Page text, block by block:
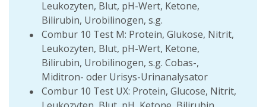
Leukozyten, Blut, pH-Wert, Ketone,
Bilirubin, Urobilinogen, s.g.
Combur 10 Test M: Protein, Glukose, Nitrit,
Leukozyten, Blut, pH-Wert, Ketone,
Bilirubin, Urobilinogen, s.g. Cobas-,
Miditron- oder Urisys-Urinanalysator
Combur 10 Test UX: Protein, Glucose, Nitrit,